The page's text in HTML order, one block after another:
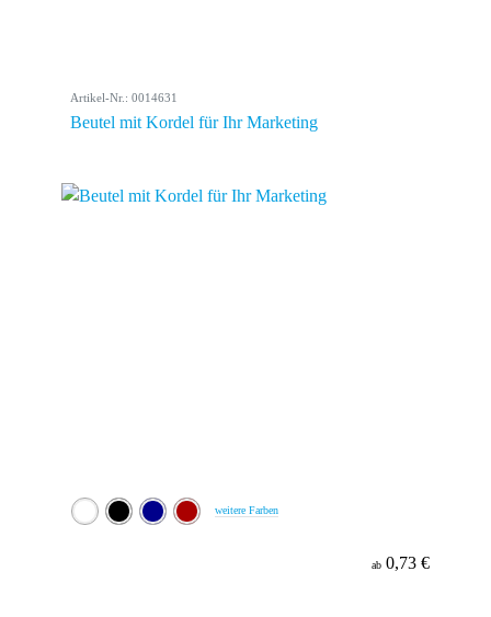
Artikel-Nr.: 0014631
Beutel mit Kordel für Ihr Marketing
weitere Farben
ab 0,73 €